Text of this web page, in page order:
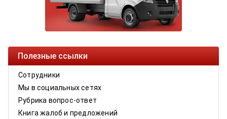
Полезные ссылки
Сотрудники
Мы в социальных сетях
Рубрика вопрос-ответ
Книга жалоб и предложений